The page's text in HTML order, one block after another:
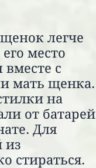
легче
место
с
мать щенка.
на
от батарей
Для
из
стираться.